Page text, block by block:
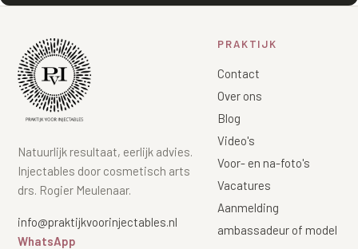
Natuurlijk resultaat, eerlijk advies.
Injectables door cosmetisch arts
drs. Rogier Meulenaar.
info@praktijkvoorinjectables.nl
WhatsApp
PRAKTIJK
Contact
Over ons
Blog
Video's
Voor- en na-foto's
Vacatures
Aanmelding
ambassadeur of model